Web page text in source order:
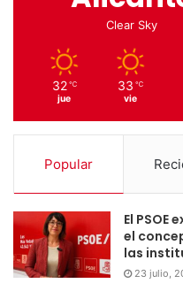
Clear Sky
32 ℃
jue
33 ℃
vie
Popular
El PSOE
el
las
23 julio,